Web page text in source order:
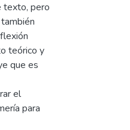
texto, pero
teórico y
que es
el
para